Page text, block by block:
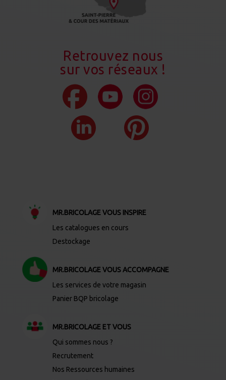
Retrouvez nous
sur vos réseaux !
MR.BRICOLAGE VOUS INSPIRE
Les catalogues en cours
Destockage
MR.BRICOLAGE VOUS ACCOMPAGNE
Les services de votre magasin
Panier BQP bricolage
MR.BRICOLAGE ET VOUS
Qui sommes nous ?
Recrutement
Nos Ressources humaines